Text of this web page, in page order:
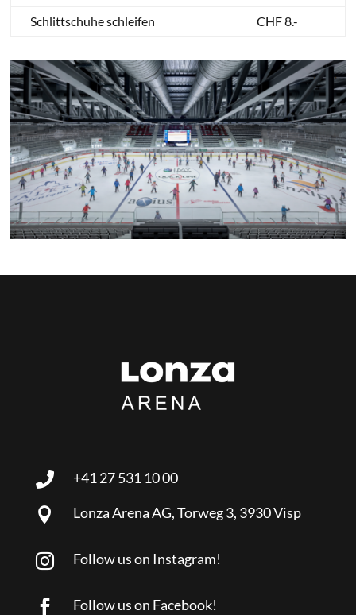
Schlittschuhe schleifen
CHF 8.-
 +41 27 531 10 00
 Lonza Arena AG, Torweg 3, 3930 Visp
 Follow us on Instagram!
 Follow us on Facebook!